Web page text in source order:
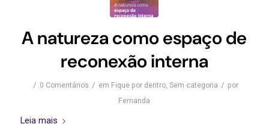
A natureza como espaço de
reconexão interna
/ 0 Comentários / em Fique por dentro,Sem categoria / por
Fernanda
Leia mais